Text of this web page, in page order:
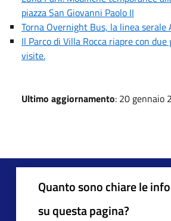
piazza San Giovanni Paolo II
Torna Overnight Bus, la linea serale
Il Parco di Villa Rocca riapre con
visite.
Ultimo aggiornamento: 20 gennaio
Quanto sono chiare le
su questa pagina?